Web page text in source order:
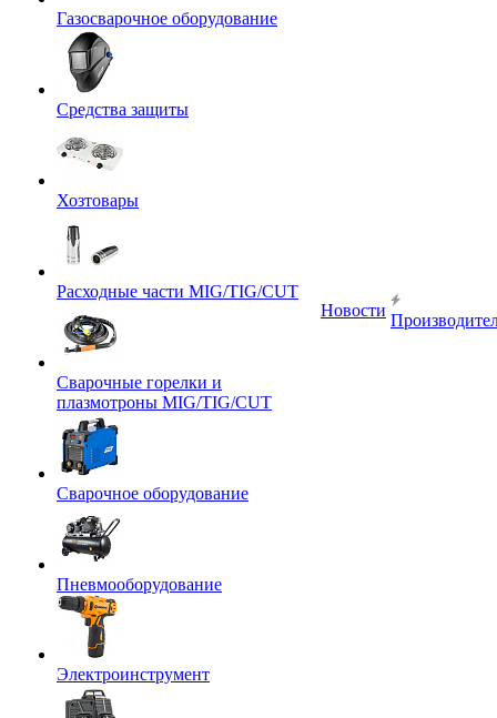
Газосварочное оборудование
Средства защиты
Хозтовары
Расходные части MIG/TIG/CUT
Сварочные горелки и
плазмотроны MIG/TIG/CUT
Сварочное оборудование
Пневмооборудование
Электроинструмент
Новости